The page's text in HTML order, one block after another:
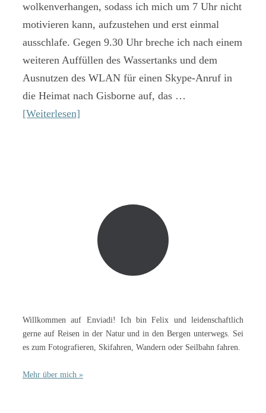
wolkenverhangen, sodass ich mich um 7 Uhr nicht
motivieren kann, aufzustehen und erst einmal
ausschlafe. Gegen 9.30 Uhr breche ich nach einem
weiteren Auffüllen des Wassertanks und dem
Ausnutzen des WLAN für einen Skype-Anruf in
die Heimat nach Gisborne auf, das …
[Weiterlesen]
Willkommen auf Enviadi! Ich bin Felix und leidenschaftlich
gerne auf Reisen in der Natur und in den Bergen unterwegs. Sei
es zum Fotografieren, Skifahren, Wandern oder Seilbahn fahren.
Mehr über mich »